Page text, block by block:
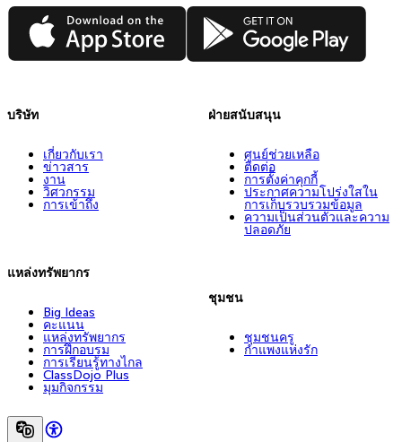
App Store Google Play
บริษัท
เกี่ยวกับเรา
ข่าวสาร
งาน
วิศวกรรม
การเข้าถึง
แหล่งทรัพยากร
Big Ideas
คะแนน
แหล่งทรัพยากร
การฝึกอบรม
การเรียนรู้ทางไกล
ClassDojo Plus
มุมกิจกรรม
ฝ่ายสนับสนุน
ศูนย์ช่วยเหลือ
ติดต่อ
การตั้งค่าคุกกี้
ประกาศความโปร่งใสใน
การเก็บรวบรวมข้อมูล
ความเป็นส่วนตัวและความ
ปลอดภัย
ชุมชน
ชุมชนครู
กำแพงแห่งรัก